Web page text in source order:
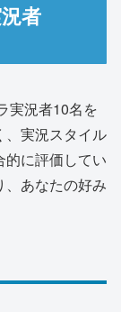
者
実況者10名を
、実況スタイル
に評価してい
、あなたの好み